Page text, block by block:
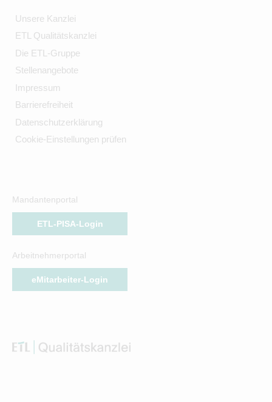
Unsere Kanzlei
ETL Qualitätskanzlei
Die ETL-Gruppe
Stellenangebote
Impressum
Barrierefreiheit
Datenschutzerklärung
Cookie-Einstellungen prüfen
Mandantenportal
ETL-PISA-Login
Arbeitnehmerportal
eMitarbeiter-Login